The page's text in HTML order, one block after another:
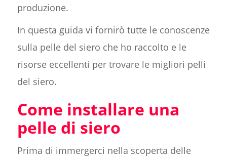
produzione.
In questa guida vi fornirò tutte le conoscenze
sulla pelle del siero che ho raccolto e le
risorse eccellenti per trovare le migliori pelli
del siero.
Come installare una
pelle di siero
Prima di immergerci nella scoperta delle